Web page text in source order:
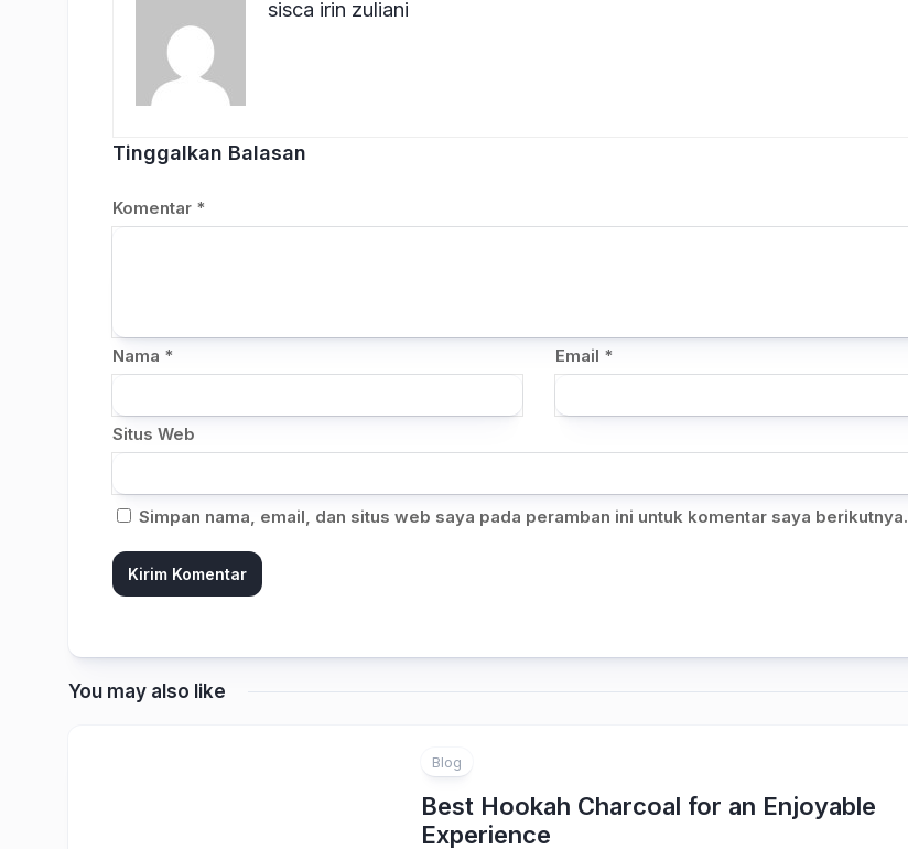
sisca irin zuliani
Tinggalkan Balasan
Komentar *
Nama * Email *
Situs Web
Simpan nama, email, dan situs web saya pada peramban ini untuk komentar saya berikutnya.
You may also like
Blog
Best Hookah Charcoal for an Enjoyable
Experience